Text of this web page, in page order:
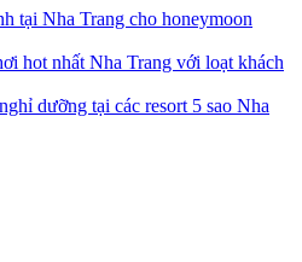
tại Nha Trang cho honeymoon
hot nhất Nha Trang với loạt khách
dưỡng tại các resort 5 sao Nha